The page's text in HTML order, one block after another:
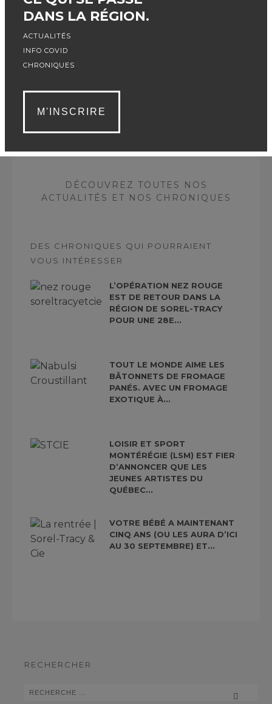
DANS LA RÉGION.
ACTUALITÉS
INFO COVID
CHRONIQUES
M'INSCRIRE
majeure au contenu des textes publiés sur sa
tribune mais n’est pas responsable des erreurs
DÉCOUVREZ TOUTES NOS
ACTUALITÉS ET NOS CHRONIQUES
DES CHRONIQUES QUI POURRAIENT
VOUS INTÉRESSER
L’OPÉRATION NEZ ROUGE
EST DE RETOUR DANS LA
RÉGION DE SOREL-TRACY
POUR UNE 28E...
TOUT LE MONDE AIME LES
BÂTONNETS DE FROMAGE
PANÉS. AVEC UN FROMAGE
EXOTIQUE À...
LOISIR ET SPORT
MONTÉRÉGIE (LSM) EST FIER
D’ANNONCER QUE LES
JEUNES ARTISTES DU
QUÉBEC...
VOTRE BÉBÉ A MAINTENANT
CINQ ANS (OU LES AURA D’ICI
AU 30 SEPTEMBRE) ET...
RECHERCHER